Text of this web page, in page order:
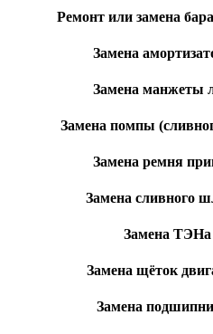
Ремонт или замена
Замена
Замена манжеты
Замена помпы
Замена ремня
Замена сливного
Замена ТЭНа
Замена щёток
Замена